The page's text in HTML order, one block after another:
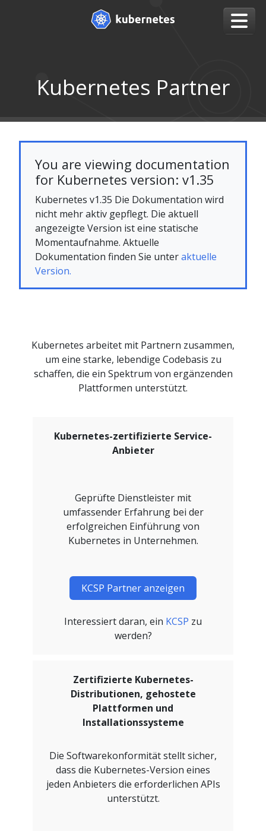
Kubernetes Partner
You are viewing documentation
for Kubernetes version: v1.35
Kubernetes v1.35 Die Dokumentation wird
nicht mehr aktiv gepflegt. Die aktuell
angezeigte Version ist eine statische
Momentaufnahme. Aktuelle
Dokumentation finden Sie unteraktuelle
Version.
Kubernetes arbeitet mit Partnern zusammen,
um eine starke, lebendige Codebasis zu
schaffen, die ein Spektrum von ergänzenden
Plattformen unterstützt.
Kubernetes-zertifizierte Service-
Anbieter
Geprüfte Dienstleister mit
umfassender Erfahrung bei der
erfolgreichen Einführung von
Kubernetes in Unternehmen.
KCSP Partner anzeigen
Interessiert daran, ein KCSP zu
werden?
Zertifizierte Kubernetes-
Distributionen, gehostete
Plattformen und
Installationssysteme
Die Softwarekonformität stellt sicher,
dass die Kubernetes-Version eines
jeden Anbieters die erforderlichen APIs
unterstützt.